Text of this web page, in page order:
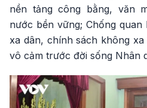
nền tảng công bằng, văn
nước bền vững; Chống
xa dân, chính sách không
vô cảm trước đời sống Nhân